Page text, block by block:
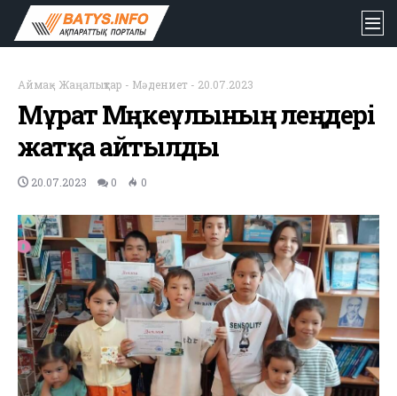
Аймақ- Жаңалықтар - Мәдениет - 20.07.2023
Мұрат Мөңкеұлының өлеңдері
жатқа айтылды
20.07.2023 0 0